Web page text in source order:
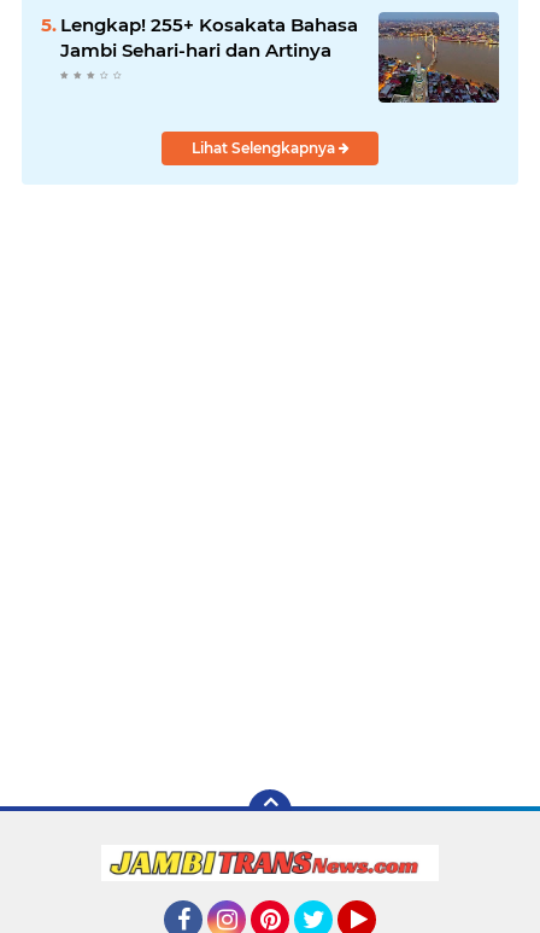
Lengkap! 255+ Kosakata Bahasa
Jambi Sehari-hari dan Artinya
Lihat Selengkapnya